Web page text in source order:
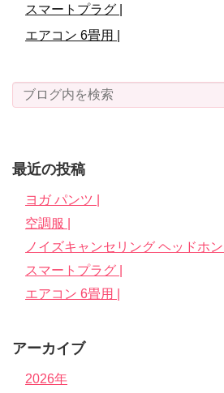
スマートプラグ |
エアコン 6畳用 |
最近の投稿
ヨガ パンツ |
空調服 |
ノイズキャンセリング ヘッドホン |
スマートプラグ |
エアコン 6畳用 |
アーカイブ
2026年